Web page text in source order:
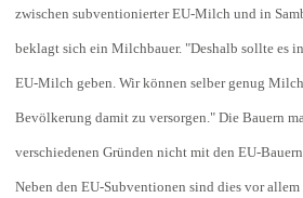
zwischen subventionierter EU-Milch und in
beklagt sich ein Milchbauer. "Deshalb sollte es
EU-Milch geben. Wir können selber genug
Bevölkerung damit zu versorgen." Die Bauern
verschiedenen Gründen nicht mit den EU-
Neben den EU-Subventionen sind dies vor